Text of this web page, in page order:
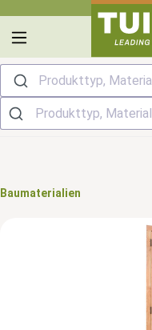
springen
Produkttyp,
Baumaterialien